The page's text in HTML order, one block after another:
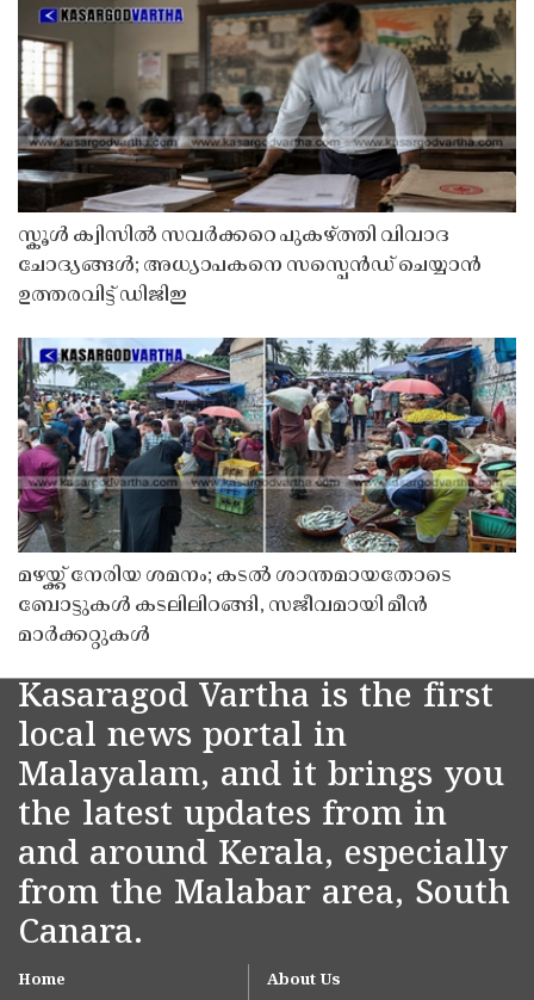
സ്കൂൾ ക്വിസിൽ സവർക്കറെ പുകഴ്ത്തി വിവാദ
ചോദ്യങ്ങൾ; അധ്യാപകനെ സസ്പെൻഡ് ചെയ്യാൻ
ഉത്തരവിട്ട് ഡിജിഇ
മഴയ്ക്ക് നേരിയ ശമനം; കടൽ ശാന്തമായതോടെ
ബോട്ടുകൾ കടലിലിറങ്ങി, സജീവമായി മീൻ
മാർക്കറ്റുകൾ
Kasaragod Vartha is the first
local news portal in
Malayalam, and it brings you
the latest updates from in
and around Kerala, especially
from the Malabar area, South
Canara.
Home About Us